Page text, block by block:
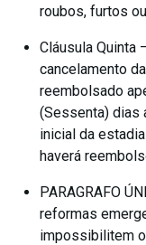
roubos, furtos
Cláusula Quinta
cancelamento
reembolsado
(Sessenta) dias
inicial da
haverá
PARAGRAFO
reformas
impossibilitem